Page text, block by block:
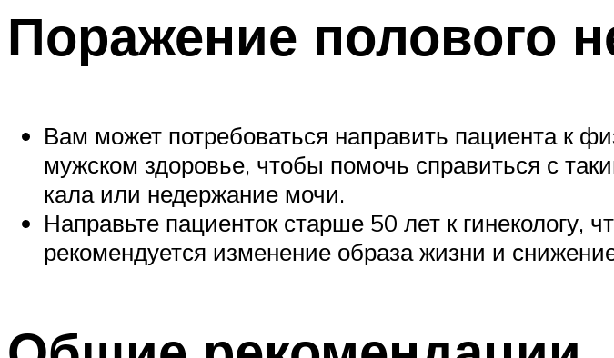
Поражение полового
Вам может потребоваться направить пациента к
мужском здоровье, чтобы помочь справиться с
кала или недержание мочи.
Направьте пациенток старше 50 лет к гинекологу,
рекомендуется изменение образа жизни и